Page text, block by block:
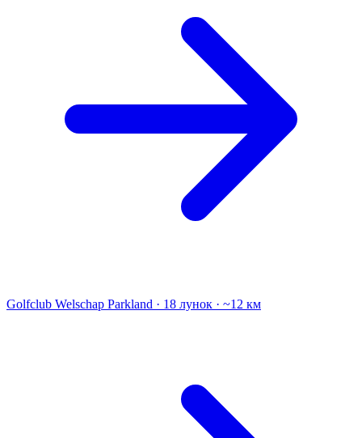
Golfclub Welschap Parkland · 18 лунок · ~12 км